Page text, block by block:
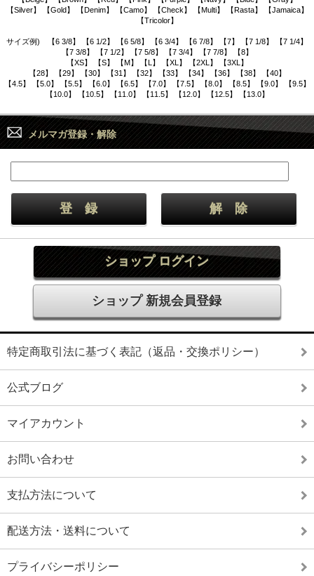
【Silver】 【Gold】 【Denim】 【Camo】 【Check】 【Multi】 【Rasta】 【Jamaica】
【Tricolor】
サイズ例) 【6 3/8】 【6 1/2】 【6 5/8】 【6 3/4】 【6 7/8】 【7】 【7 1/8】 【7 1/4】
【7 3/8】 【7 1/2】 【7 5/8】 【7 3/4】 【7 7/8】 【8】
【XS】 【S】 【M】 【L】 【XL】 【2XL】 【3XL】
【28】 【29】 【30】 【31】 【32】 【33】 【34】 【36】 【38】 【40】
【4.5】 【5.0】 【5.5】 【6.0】 【6.5】 【7.0】 【7.5】 【8.0】 【8.5】 【9.0】 【9.5】
【10.0】 【10.5】 【11.0】 【11.5】 【12.0】 【12.5】 【13.0】
メルマガ登録・解除
ショップ ログイン
ショップ 新規会員登録
特定商取引法に基づく表記（返品・交換ポリシー）
公式ブログ
マイアカウント
お問い合わせ
支払方法について
配送方法・送料について
プライバシーポリシー